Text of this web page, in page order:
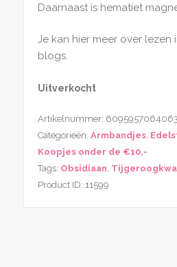
Daarnaast is hematiet
Je kan hier meer over lezen
blogs.
Uitverkocht
Artikelnummer: 6095957064063
Categorieën: Armbandjes,
Koopjes onder de €10,-
Tags: Obsidiaan
Product ID: 11599